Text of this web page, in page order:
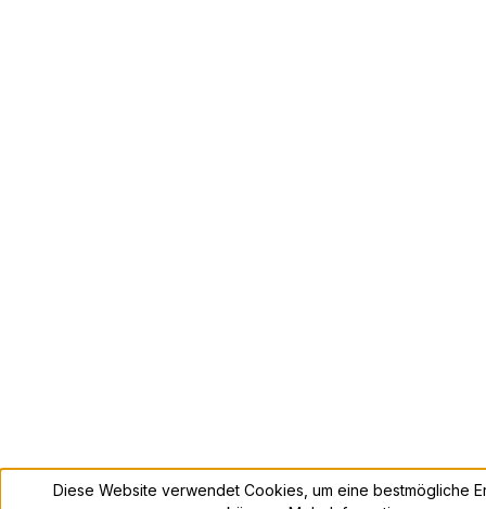
Diese Website verwendet Cookies, um eine bestmögliche